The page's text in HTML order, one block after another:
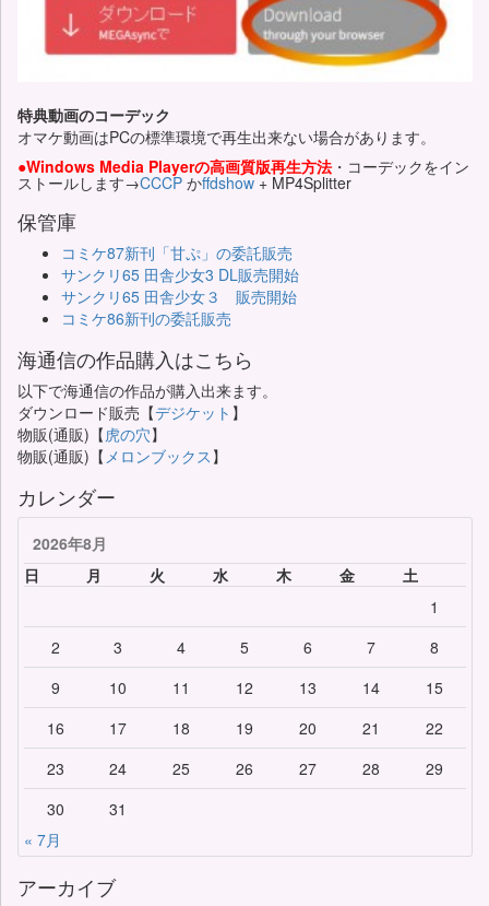
特典動画のコーデック
オマケ動画はPCの標準環境で再生出来ない場合があります。
●Windows Media Playerの高画質版再生方法 ・コーデックをイン
ストールします→CCCP かffdshow + MP4Splitter
保管庫
コミケ87新刊「甘ぷ」の委託販売
サンクリ65 田舎少女3 DL販売開始
サンクリ65 田舎少女３ 販売開始
コミケ86新刊の委託販売
海通信の作品購入はこちら
以下で海通信の作品が購入出来ます。
ダウンロード販売【デジケット 】
物販(通販)【虎の穴】
物販(通販)【 メロンブックス 】
カレンダー
2026年8月
日
月 火 水 木 金
土
1
2
3 4 5 6 7
8
9
10 11 12 13 14
15
16
17 18 19 20 21
22
23
24 25 26 27 28
29
30
31
« 7月
アーカイブ